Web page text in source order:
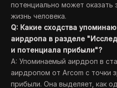
потенциально может оказать
жизнь человека.
Q: Какие сходства
аирдропа в разделе
и потенциала прибыли"?
A: Упоминаемый аирдроп в
аирдропом от Arcom с точки
прибыли. Она выделяет, как